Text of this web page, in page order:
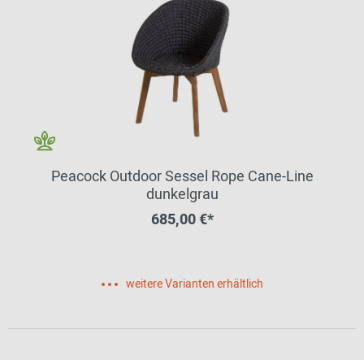
Peacock Outdoor Sessel Rope Cane-Line
dunkelgrau
685,00 €*
weitere Varianten erhältlich